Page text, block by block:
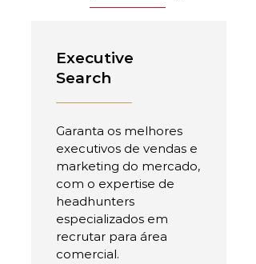
Executive
Search
Garanta os melhores
executivos de vendas e
marketing do mercado,
com o expertise de
headhunters
especializados em
recrutar para área
comercial.